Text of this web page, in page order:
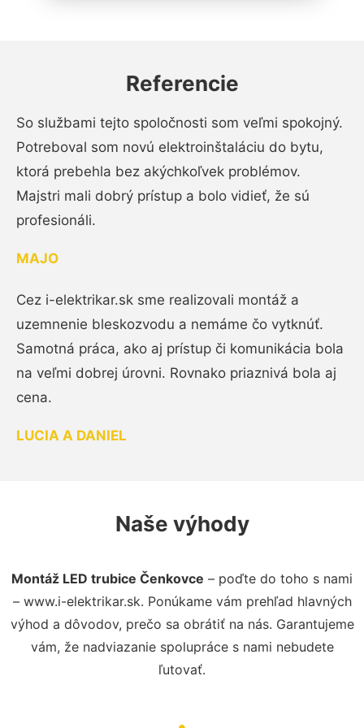
Referencie
So službami tejto spoločnosti som veľmi spokojný.
Potreboval som novú elektroinštaláciu do bytu,
ktorá prebehla bez akýchkoľvek problémov.
Majstri mali dobrý prístup a bolo vidieť, že sú
profesionáli.
MAJO
Cez i-elektrikar.sk sme realizovali montáž a
uzemnenie bleskozvodu a nemáme čo vytknúť.
Samotná práca, ako aj prístup či komunikácia bola
na veľmi dobrej úrovni. Rovnako priaznivá bola aj
cena.
LUCIA A DANIEL
Naše výhody
Montáž LED trubice Čenkovce – poďte do toho s nami
– www.i-elektrikar.sk. Ponúkame vám prehľad hlavných
výhod a dôvodov, prečo sa obrátiť na nás. Garantujeme
vám, že nadviazanie spolupráce s nami nebudete
ľutovať.